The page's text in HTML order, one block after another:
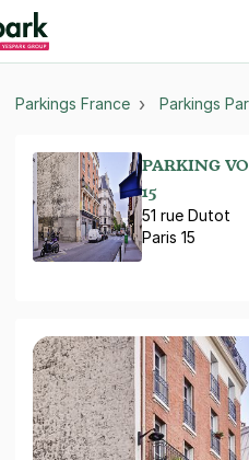
Parkings France Parkings
PARKING
15
51 rue Dutot
Paris 15